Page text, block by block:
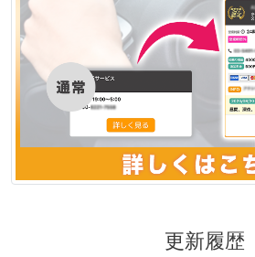
更新履歴